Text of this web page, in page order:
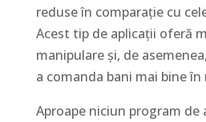
reduse în comparație cu
Acest tip de aplicații oferă
manipulare și, de
a comanda bani mai bine
Aproape niciun program de